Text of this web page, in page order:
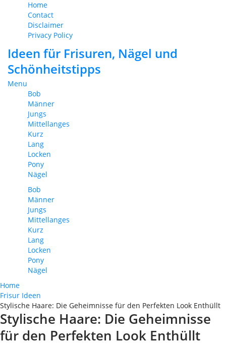
Home
Contact
Disclaimer
Privacy Policy
Ideen für Frisuren, Nägel und
Schönheitstipps
Menu
Bob
Männer
Jungs
Mittellanges
Kurz
Lang
Locken
Pony
Nägel
Bob
Männer
Jungs
Mittellanges
Kurz
Lang
Locken
Pony
Nägel
Home
Frisur Ideen
Stylische Haare: Die Geheimnisse für den Perfekten Look Enthüllt
Stylische Haare: Die Geheimnisse
für den Perfekten Look Enthüllt